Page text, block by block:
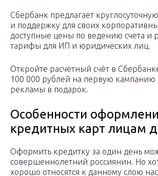
Сбербанк предлагает
и поддержку для своих
доступные цены по ведению счета и
тарифы для ИП и юридических лиц.
Откройте расчетный счёт в
100 000 рублей на первую кампанию
рекламы в подарок.
Особенности
кредитных карт лицам
Оформить кредитку за один день
совершеннолетний россиянин. Но
хорошо относятся к данному слою